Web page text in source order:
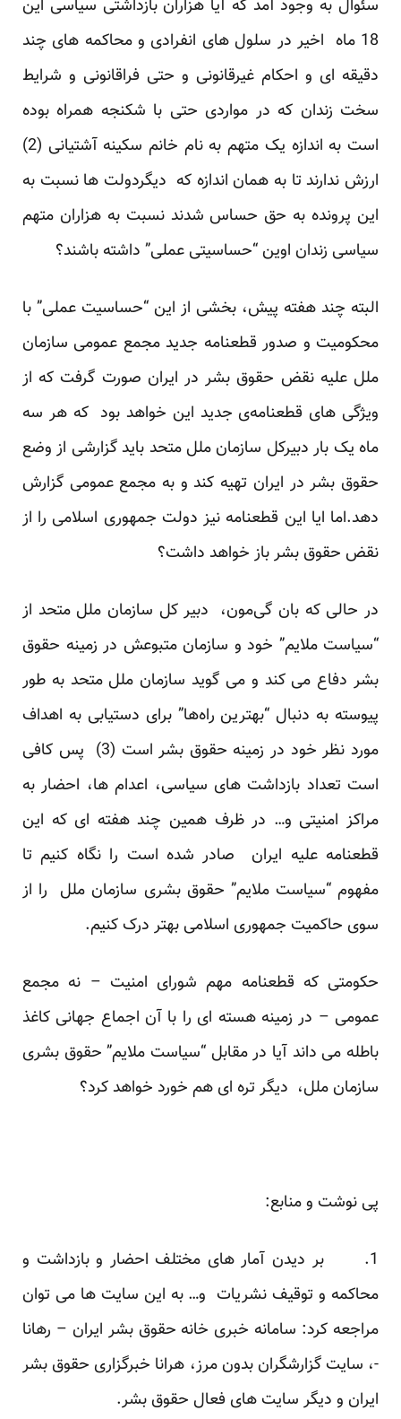
سئوال به وجود آمد که آیا هزاران بازداشتی سیاسی این
18 ماه اخیر در سلول های انفرادی و محاکمه های چند
دقیقه ای و احکام غیرقانونی و حتی فراقانونی و شرایط
سخت زندان که در مواردی حتی با شکنجه همراه بوده
است به اندازه یک متهم به نام خانم سکینه آشتیانی (2)
ارزش ندارند تا به همان اندازه که دیگردولت ها نسبت به
این پرونده به حق حساس شدند نسبت به هزاران متهم
سیاسی زندان اوین “حساسیتی عملی” داشته باشند؟
البته چند هفته پیش، بخشی از این “حساسیت عملی” با
محکومیت و صدور قطعنامه جدید مجمع عمومی سازمان
ملل علیه نقض حقوق بشر در ایران صورت گرفت که از
ویژگی‌ های قطعنامه‌ی جدید این خواهد بود که هر سه
ماه یک‌ بار دبیرکل سازمان ملل متحد باید گزارشی از وضع
حقوق بشر در ایران تهیه کند و به مجمع عمومی گزارش
دهد.اما ایا این قطعنامه نیز دولت جمهوری اسلامی را از
نقض حقوق بشر باز خواهد داشت؟
در حالی که بان گی‌مون، دبیر کل سازمان ملل متحد از
“سیاست ملایم” خود و سازمان متبوعش در زمینه حقوق
بشر دفاع می کند و می گوید سازمان ملل متحد به طور
پیوسته به دنبال “بهترین راه‌ها” برای دستیابی به اهداف
مورد نظر خود در زمینه حقوق بشر است (3) پس کافی
است تعداد بازداشت های سیاسی، اعدام ها، احضار به
مراکز امنیتی و… در ظرف همین چند هفته ای که این
قطعنامه علیه ایران صادر شده است را نگاه کنیم تا
مفهوم “سیاست ملایم” حقوق بشری سازمان ملل را از
سوی حاکمیت جمهوری اسلامی بهتر درک کنیم.
حکومتی که قطعنامه مهم شورای امنیت – نه مجمع
عمومی – در زمینه هسته ای را با آن اجماع جهانی کاغذ
باطله می داند آیا در مقابل “سیاست ملایم” حقوق بشری
سازمان ملل، دیگر تره ای هم خورد خواهد کرد؟
پی نوشت و منابع:
1. بر دیدن آمار های مختلف احضار و بازداشت و
محاکمه و توقیف نشریات و… به این سایت ها می توان
مراجعه کرد: سامانه خبری خانه حقوق بشر ایران – رهانا
-، سایت گزارشگران بدون مرز، هرانا خبرگزاری حقوق بشر
ایران و دیگر سایت های فعال حقوق بشر.